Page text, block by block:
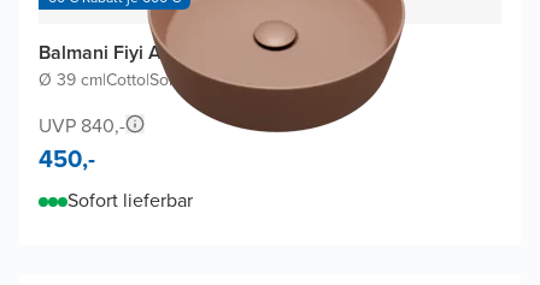
Balmani Fiyi Aufsatzwaschbecken
Ø 39 cm|Cotto|Solid Surface
UVP 840,-
450,-
Sofort lieferbar